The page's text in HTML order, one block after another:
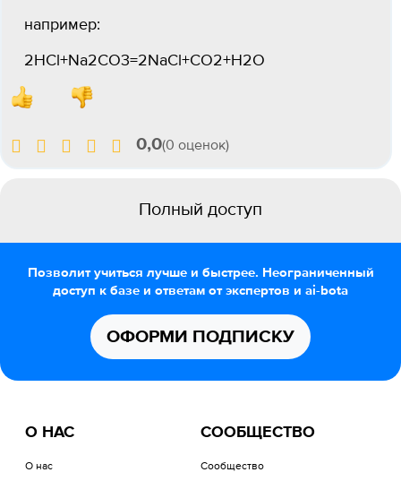
например:
2HCl+Na2CO3=2NaCl+CO2+H2O
0,0(0 оценок)
Полный доступ
Позволит учиться лучше и быстрее. Неограниченный
доступ к базе и ответам от экспертов и ai-bota
ОФОРМИ ПОДПИСКУ
О НАС
О нас
СООБЩЕСТВО
Сообщество